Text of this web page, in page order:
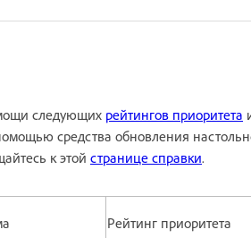
следующих рейтингов приоритета
средства обновления
к этой странице справки.
Рейтинг приоритета